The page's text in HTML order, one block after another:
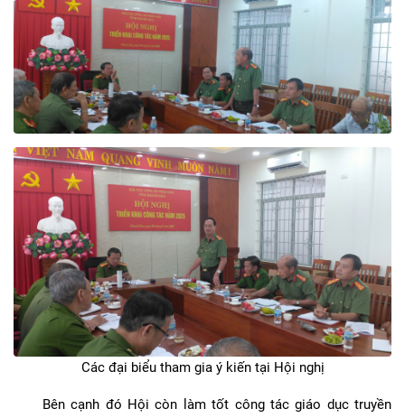
Các đại biểu tham gia ý kiến tại Hội nghị
Bên cạnh đó Hội còn làm tốt công tác giáo dục truyền